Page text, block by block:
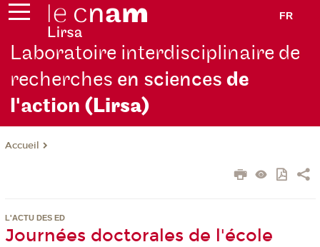
FR
Laboratoire interdisciplinaire de
recherches en sciencesde
l'action (Lirsa)
Accueil
L'ACTU DES ED
Journées doctorales de l'école